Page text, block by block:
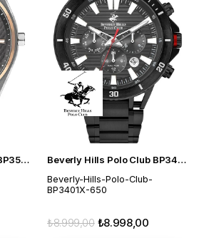
Beverly Hills Polo Club BP3503X.560 Erkek Kol Saati Beverly Hills Polo Club BP3401X.650 Erkek Kol Saati
Beverly-Hills-Polo-Club-
BP3401X-650
₺8.998,00
₺8.999,00